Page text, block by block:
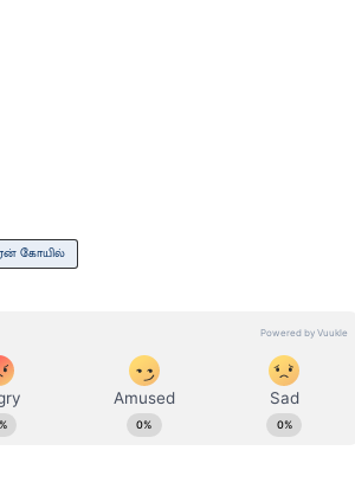
கோயில்